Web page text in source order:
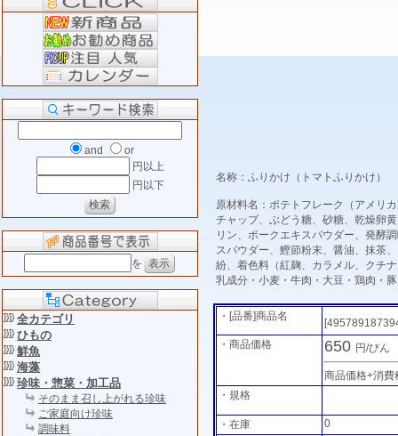
and
or
円以上
円以下
を
全カテゴリ
ひもの
鮮魚
海藻
珍味・惣菜・加工品
そのまま召し上がれる珍味
ご家庭向け珍味
調味料
名称：ふりかけ（トマトふりかけ）
原材料名：ポテトフレーク（アメリ
チャップ、ぶどう糖、砂糖、乾燥卵
リン、ポークエキスパウダー、発酵
スパウダー、鰹節粉末、醤油、抹茶
紛、着色料（紅麹、カラメル、クチ
乳成分・小麦・牛肉・大豆・鶏肉・
・[品番]商品名
・商品価格
650 円/びん
商品価格+消費
・規格
・在庫
0